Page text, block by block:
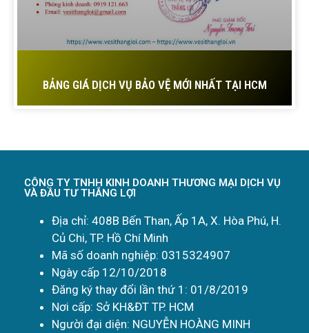
BẢNG GIÁ DỊCH VỤ BẢO VỆ MỚI NHẤT TẠI HCM
CÔNG TY TNHH KINH DOANH THƯƠNG MẠI DỊCH VỤ
VÀ ĐẦU TƯ THẮNG LỢI
Địa chỉ: 408B Bến Than, Ấp 1A, X. Hòa Phú, H.
Củ Chi, TP. Hồ Chí Minh
Mã số doanh nghiệp: 0315324907
Ngày cấp 12/10/2018
Đăng ký thay đổi lần thứ 1: 01/8/2019
Nơi cấp: Sở KH&ĐT TP. HCM
Người đại diện: NGUYỄN HOÀNG MINH